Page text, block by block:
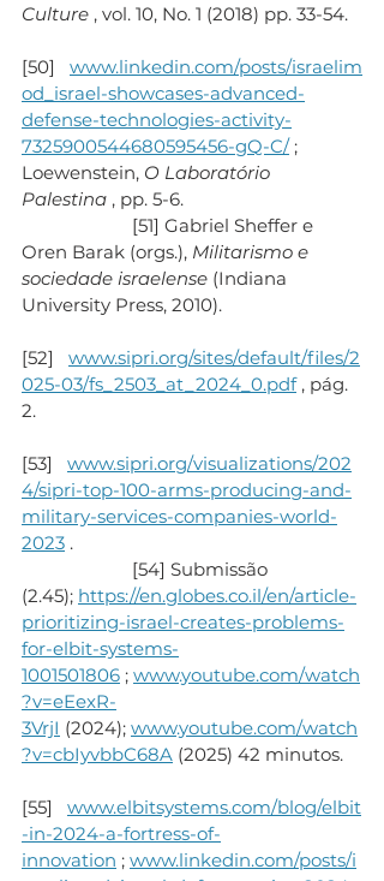
Culture , vol. 10, No. 1 (2018) pp. 33-54.
[50] www.linkedin.com/posts/israelim
od_israel-showcases-advanced-
defense-technologies-activity-
7325900544680595456-gQ-C/ ;
Loewenstein, O Laboratório
Palestina , pp. 5-6.
[51] Gabriel Sheffer e
Oren Barak (orgs.), Militarismo e
sociedade israelense (Indiana
University Press, 2010).
[52] www.sipri.org/sites/default/files/2
025-03/fs_2503_at_2024_0.pdf , pág.
2.
[53] www.sipri.org/visualizations/202
4/sipri-top-100-arms-producing-and-
military-services-companies-world-
2023 .
[54] Submissão
(2.45); https://en.globes.co.il/en/article-
prioritizing-israel-creates-problems-
for-elbit-systems-
1001501806 ; www.youtube.com/watch
?v=eEexR-
3VrjI (2024); www.youtube.com/watch
?v=cbIyvbbC68A (2025) 42 minutos.
[55] www.elbitsystems.com/blog/elbit
-in-2024-a-fortress-of-
innovation ; www.linkedin.com/posts/i